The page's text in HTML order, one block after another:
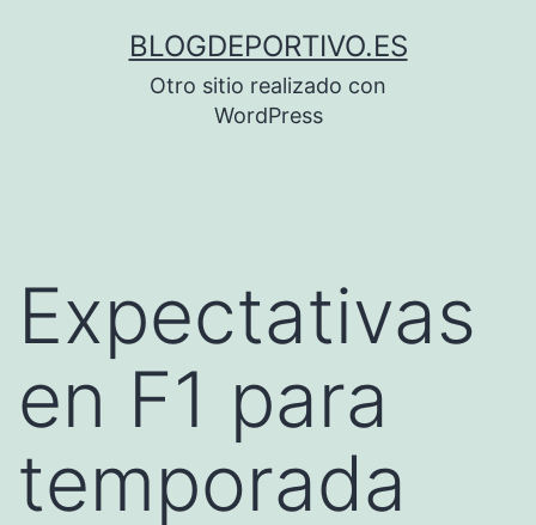
BLOGDEPORTIVO.ES
Otro sitio realizado con
WordPress
Expectativas
en F1 para
temporada